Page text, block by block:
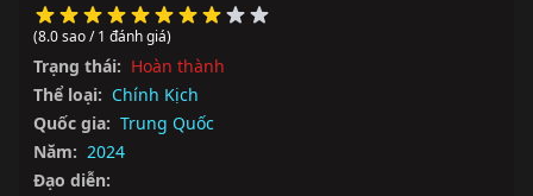
(8.0 sao / 1 đánh giá)
Trạng thái: Hoàn thành
Thể loại: Chính Kịch
Quốc gia: Trung Quốc
Năm: 2024
Đạo diễn: